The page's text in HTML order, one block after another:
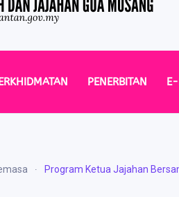
PENERBITAN
Program Ketua Jajahan